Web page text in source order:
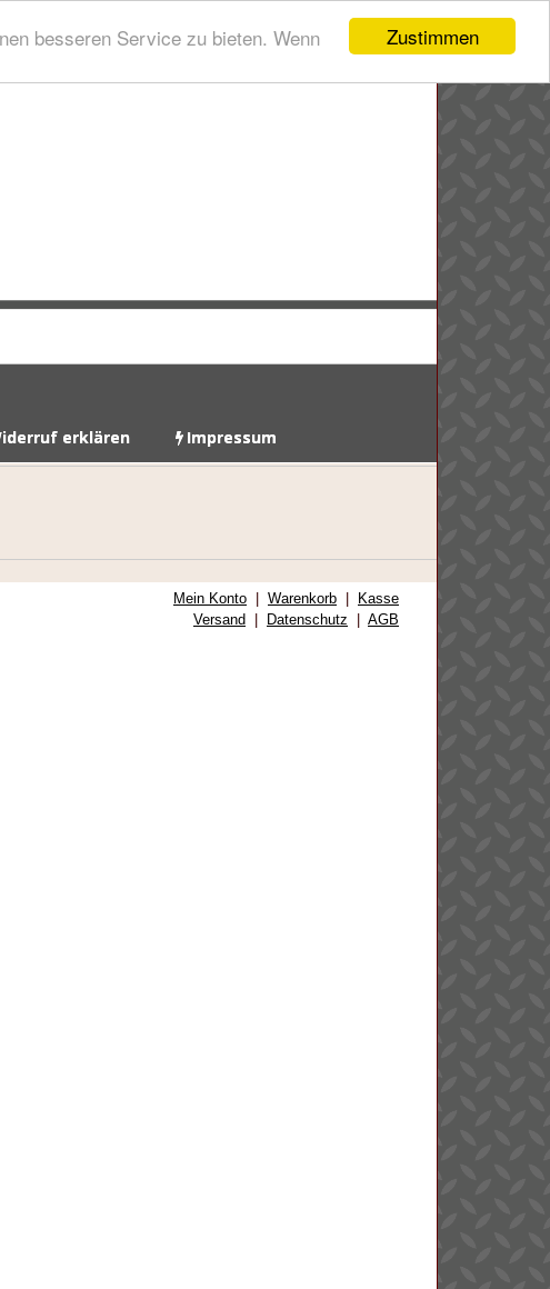
Zustimmen
besseren Service zu bieten. Wenn
erklären Impressum
Mein Konto Warenkorb
Kasse
Versand
Datenschutz AGB